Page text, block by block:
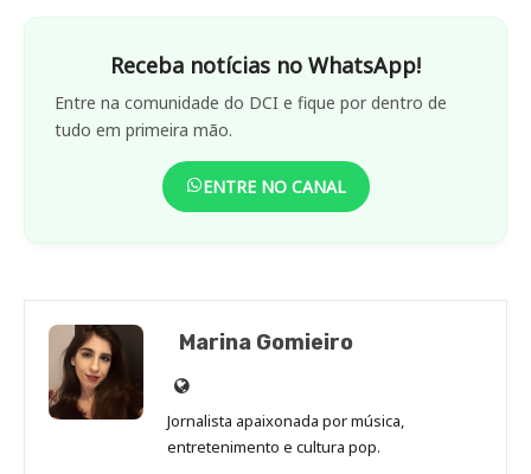
Receba notícias no WhatsApp!
Entre na comunidade do DCI e fique por dentro de
tudo em primeira mão.
ENTRE NO CANAL
Marina Gomieiro
Site
de
Marina
Jornalista apaixonada por música,
entretenimento e cultura pop.